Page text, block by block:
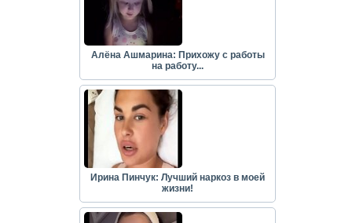
Алёна Ашмарина: Прихожу с работы
на работу...
Ирина Пинчук: Лучший наркоз в моей
жизни!